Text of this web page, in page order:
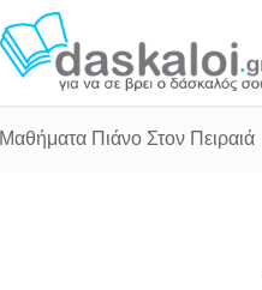
Μαθήματα Πιάνο Στον Πειραιά